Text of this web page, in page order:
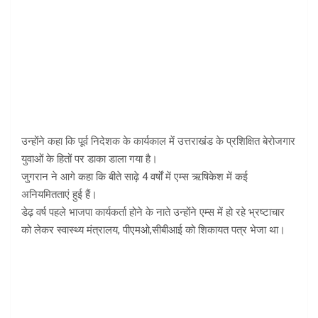
उन्होंने कहा कि पूर्व निदेशक के कार्यकाल में उत्तराखंड के प्रशिक्षित बेरोजगार
युवाओं के हितों पर डाका डाला गया है।
जुगरान ने आगे कहा कि बीते साढ़े 4 वर्षों में एम्स ऋषिकेश में कई
अनियमितताएं हुई हैं।
डेढ़ वर्ष पहले भाजपा कार्यकर्ता होने के नाते उन्होंने एम्स में हो रहे भ्रष्टाचार
को लेकर स्वास्थ्य मंत्रालय, पीएमओ,सीबीआई को शिकायत पत्र भेजा था।